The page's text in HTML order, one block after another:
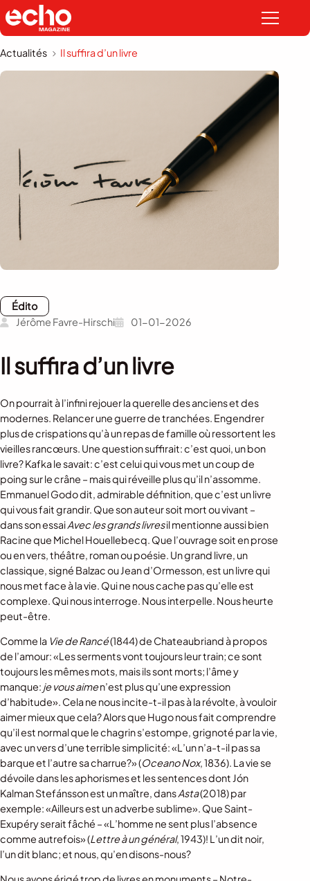
Actualités Il suffira d’un livre
Édito
Jérôme Favre-Hirschi
01-01-2026
Il suffira d’un livre
On pourrait à l’infini rejouer la querelle des anciens et des
modernes. Relancer une guerre de tranchées. Engendrer
plus de crispations qu’à un repas de famille où ressortent les
vieilles rancœurs. Une question suffirait: c’est quoi, un bon
livre? Kafka le savait: c’est celui qui vous met un coup de
poing sur le crâne – mais qui réveille plus qu’il n’assomme.
Emmanuel Godo dit, admirable définition, que c’est un livre
qui vous fait grandir. Que son auteur soit mort ou vivant –
dans son essaiAvec les grands livresil mentionne aussi bien
Racine que Michel Houellebecq. Que l’ouvrage soit en prose
ou en vers, théâtre, roman ou poésie. Un grand livre, un
classique, signé Balzac ou Jean d’Ormesson, est un livre qui
nous met face à la vie. Qui ne nous cache pas qu’elle est
complexe. Qui nous interroge. Nous interpelle. Nous heurte
peut-être.
Comme la Vie de Rancé(1844) de Chateaubriand à propos
de l’amour: «Les serments vont toujours leur train; ce sont
toujours les mêmes mots, mais ils sont morts; l’âme y
manque: je vous aimen’est plus qu’une expression
d’habitude». Cela ne nous incite-t-il pas à la révolte, à vouloir
aimer mieux que cela? Alors que Hugo nous fait comprendre
qu’il est normal que le chagrin s’estompe, grignoté par la vie,
avec un vers d’une terrible simplicité: «L’un n’a-t-il pas sa
barque et l’autre sa charrue?» (Oceano Nox, 1836). La vie se
dévoile dans les aphorismes et les sentences dont Jón
Kalman Stefánsson est un maître, dansAsta(2018) par
exemple: «Ailleurs est un adverbe sublime». Que Saint-
Exupéry serait fâché – «L’homme ne sent plus l’absence
comme autrefois» (Lettre à un général, 1943)! L’un dit noir,
l’un dit blanc; et nous, qu’en disons-nous?